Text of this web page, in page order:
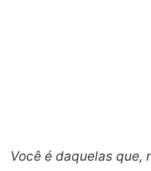
Você é daquelas que,